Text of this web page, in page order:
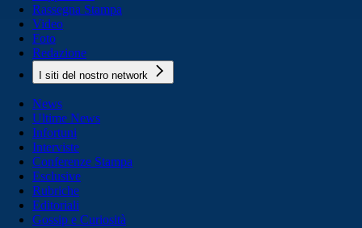
Rassegna Stampa
Video
Foto
Redazione
I siti del nostro network
News
Ultime News
Infortuni
Interviste
Conferenze Stampa
Esclusive
Rubriche
Editoriali
Gossip e Curiosità